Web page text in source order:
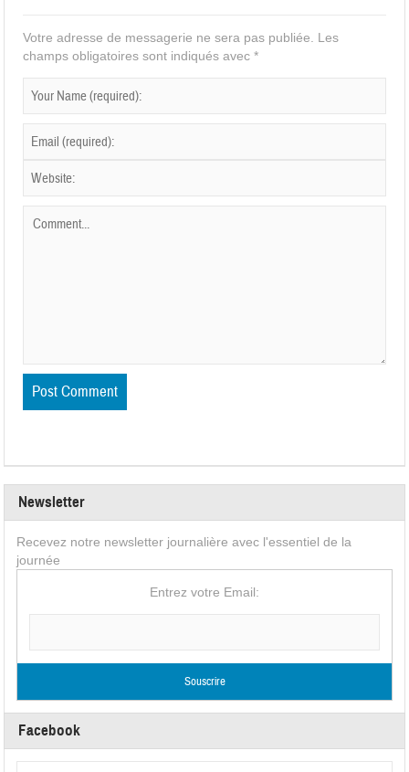
Votre adresse de messagerie ne sera pas publiée.
Les
champs obligatoires sont indiqués avec*
Newsletter
Recevez notre newsletter journalière avec l'essentiel de la
journée
Entrez votre Email:
Facebook